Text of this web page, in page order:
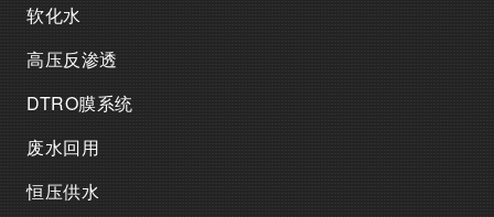
软化水
高压反渗透
DTRO膜系统
废水回用
恒压供水